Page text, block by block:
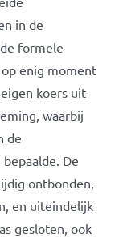
in de
formele
enig moment
koers uit
waarbij
de
De
ontbonden,
en uiteindelijk
gesloten, ook